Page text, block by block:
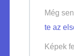
Még
te az
Képek